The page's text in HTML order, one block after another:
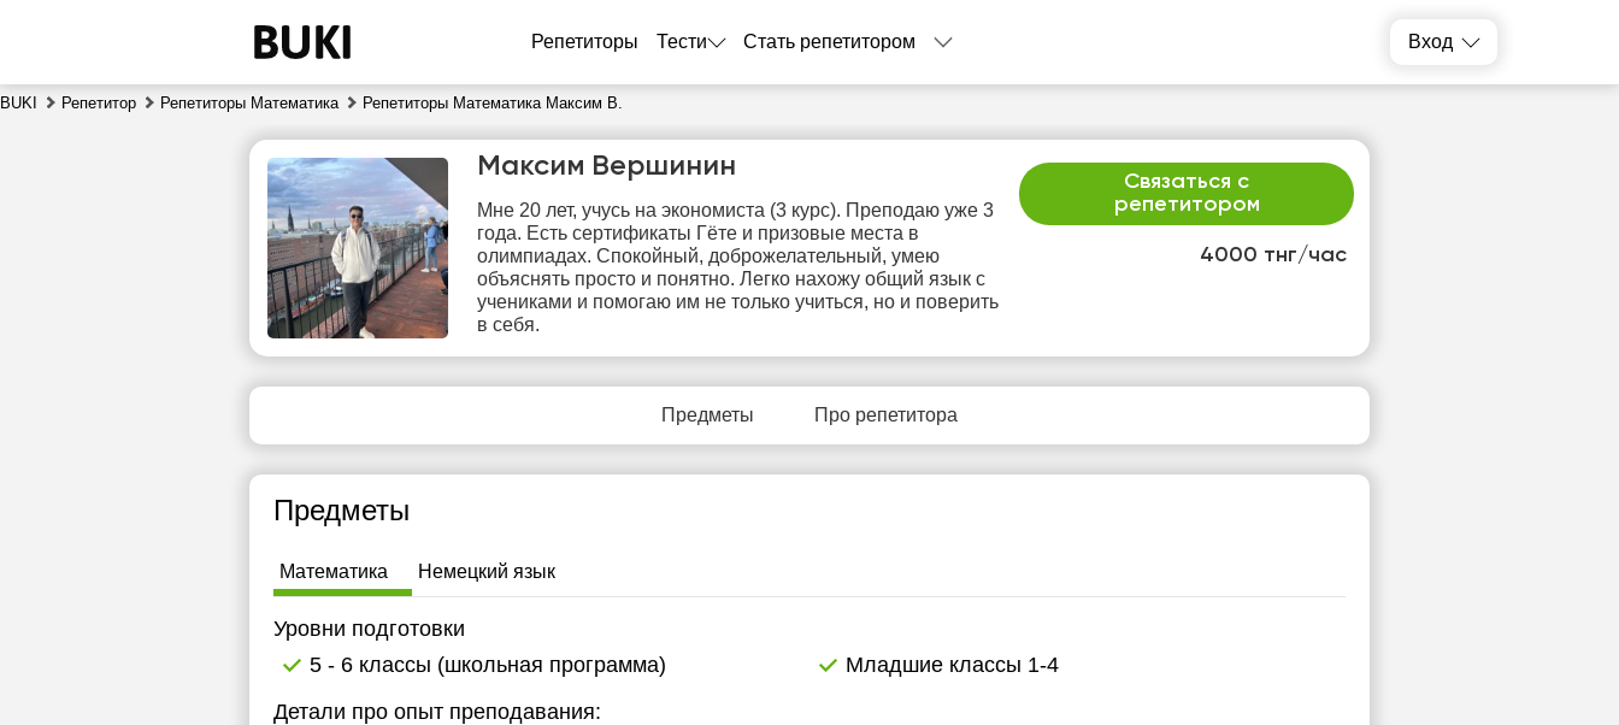
Репетиторы Тести Стать репетитором Вход
BUKI Репетитор Репетиторы Математика Репетиторы Математика Максим В.
4000 тнг/час
Связаться с
репетитором
Максим Вершинин
Мне 20 лет, учусь на экономиста (3 курс). Преподаю уже 3
года. Есть сертификаты Гёте и призовые места в
олимпиадах. Спокойный, доброжелательный, умею
объяснять просто и понятно. Легко нахожу общий язык с
учениками и помогаю им не только учиться, но и поверить
в себя.
Предметы Про репетитора
Предметы
Математика Немецкий язык
Уровни подготовки
5 - 6 классы (школьная программа)
Младшие классы 1-4
Детали про опыт преподавания:
сб
8
вс
9
10
11
12
13
14
свободных
свободных
Нет
свободных
Нет
свободных
Нет
свободных
свободных
свободных